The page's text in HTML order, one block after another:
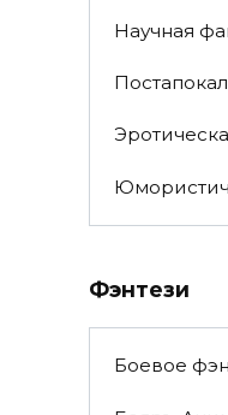
Научная
Фэнтези
Боевое